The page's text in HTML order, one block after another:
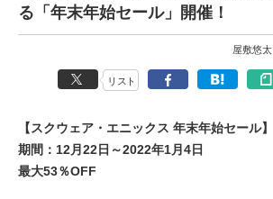
る「年末年始セール」開催！
屋敷悠太
リスト
【スクウェア・エニックス 年末年始セール】
期間：12月22日～2022年1月4日
最大53％OFF